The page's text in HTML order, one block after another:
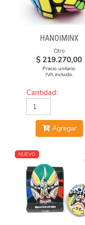
HANOIMINX
Otro
$ 219.270,00
Precio unitario.
IVA incluido.
Cantidad:
Agregar
NUEVO